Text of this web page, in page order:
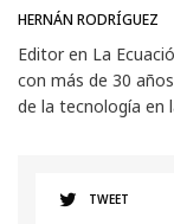
HERNÁN RODRÍGUEZ
Editor en La
con más de 30
de la tecnología en
TWEET